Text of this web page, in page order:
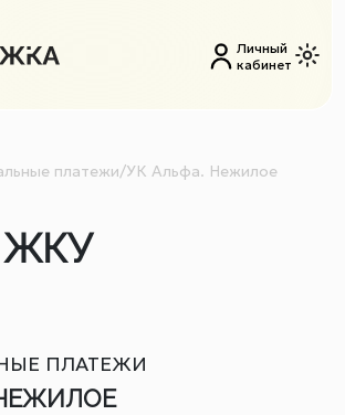
Личный
кабинет
платежи/УК Альфа. Нежилое
ПЛАТЕЖИ